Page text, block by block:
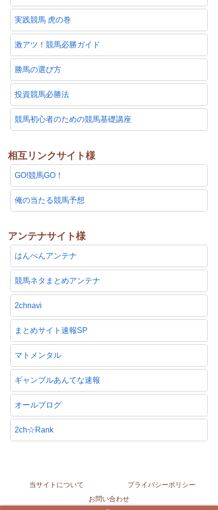
実践競馬 虎の巻
激アツ！競馬必勝ガイド
勝馬の選び方
投資競馬必勝法
競馬初心者のための競馬基礎講座
相互リンクサイト様
GO!競馬GO！
俺の当たる競馬予想
アンテナサイト様
はんぺんアンテナ
競馬ネタまとめアンテナ
2chnavi
まとめサイト速報SP
マトメンタル
ギャンブルあんてな速報
オールブログ
2ch☆Rank
当サイトについて
プライバシーポリシー
お問い合わせ